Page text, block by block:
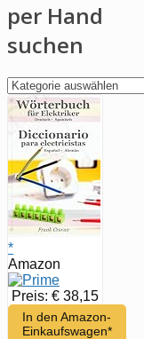
per Hand
suchen
per
Hand
suchen
*
Amazon
Preis: € 38,15
In den Amazon-
Einkaufswagen*